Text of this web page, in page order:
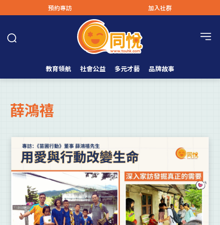
預約專訪 加入社群
教育領航 社會公益 多元才藝 品牌故事
薛鴻禧